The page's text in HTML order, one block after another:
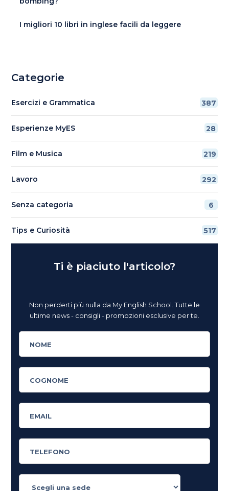
I migliori 10 libri in inglese facili da leggere
Categorie
Esercizi e Grammatica 387
Esperienze MyES 28
Film e Musica 219
Lavoro 292
Senza categoria 6
Tips e Curiosità 517
Ti è piaciuto l'articolo?
Non perderti più nulla da My English School. Tutte le
ultime news - consigli - promozioni esclusive per te.